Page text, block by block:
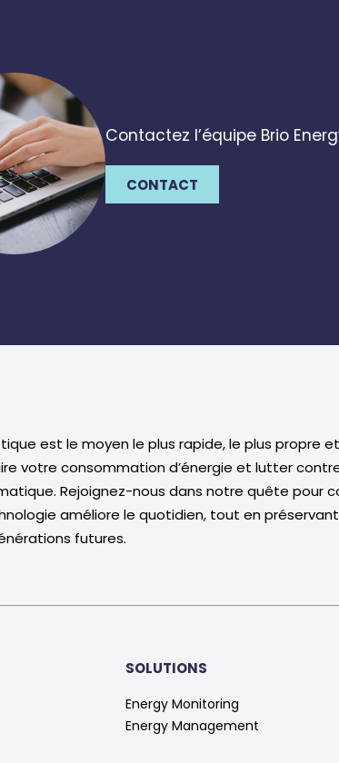
Contactez l’équipe Brio
CONTACT
est le moyen le plus rapide, le plus propre
votre consommation d’énergie et lutter
Rejoignez-nous dans notre quête pour
améliore le quotidien, tout en
futures.
SOLUTIONS
Energy Monitoring
Energy Management